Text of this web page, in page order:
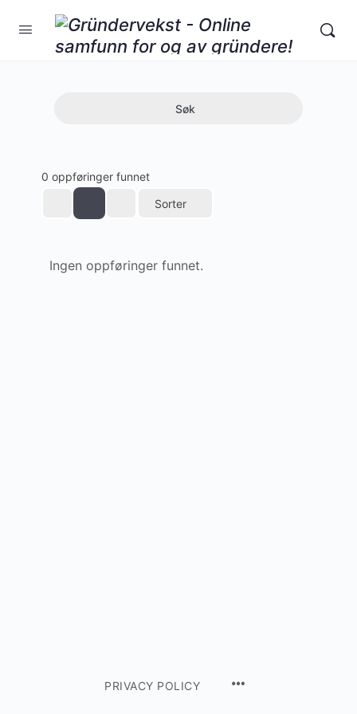
Søk
0 oppføringer funnet
Sorter
Ingen oppføringer funnet.
PRIVACY POLICY